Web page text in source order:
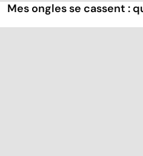
Mes ongles se cassent :